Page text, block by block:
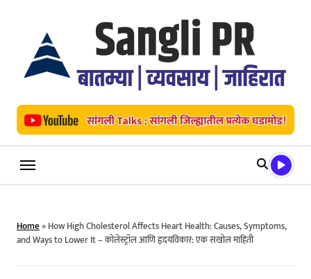
Home»How High Cholesterol Affects Heart Health: Causes, Symptoms,
and Ways to Lower It – कोलेस्ट्रॉल आणि हृदयविकार: एक सखोल माहिती